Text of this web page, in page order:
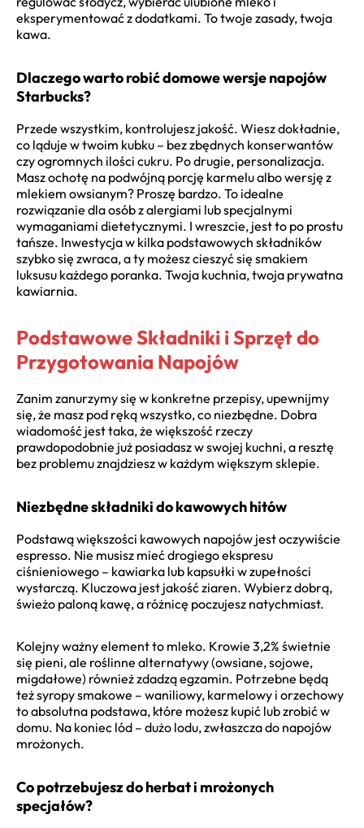
eksperymentować z dodatkami. To twoje zasady, twoja
kawa.
Dlaczego warto robić domowe wersje napojów
Starbucks?
Przede wszystkim, kontrolujesz jakość. Wiesz dokładnie,
co ląduje w twoim kubku – bez zbędnych konserwantów
czy ogromnych ilości cukru. Po drugie, personalizacja.
Masz ochotę na podwójną porcję karmelu albo wersję z
mlekiem owsianym? Proszę bardzo. To idealne
rozwiązanie dla osób z alergiami lub specjalnymi
wymaganiami dietetycznymi. I wreszcie, jest to po prostu
tańsze. Inwestycja w kilka podstawowych składników
szybko się zwraca, a ty możesz cieszyć się smakiem
luksusu każdego poranka. Twoja kuchnia, twoja prywatna
kawiarnia.
Podstawowe Składniki i Sprzęt do
Przygotowania Napojów
Zanim zanurzymy się w konkretne przepisy, upewnijmy
się, że masz pod ręką wszystko, co niezbędne. Dobra
wiadomość jest taka, że większość rzeczy
prawdopodobnie już posiadasz w swojej kuchni, a resztę
bez problemu znajdziesz w każdym większym sklepie.
Niezbędne składniki do kawowych hitów
Podstawą większości kawowych napojów jest oczywiście
espresso. Nie musisz mieć drogiego ekspresu
ciśnieniowego – kawiarka lub kapsułki w zupełności
wystarczą. Kluczowa jest jakość ziaren. Wybierz dobrą,
świeżo paloną kawę, a różnicę poczujesz natychmiast.
Kolejny ważny element to mleko. Krowie 3,2% świetnie
się pieni, ale roślinne alternatywy (owsiane, sojowe,
migdałowe) również zdadzą egzamin. Potrzebne będą
też syropy smakowe – waniliowy, karmelowy i orzechowy
to absolutna podstawa, które możesz kupić lub zrobić w
domu. Na koniec lód – dużo lodu, zwłaszcza do napojów
mrożonych.
Co potrzebujesz do herbat i mrożonych
specjałów?